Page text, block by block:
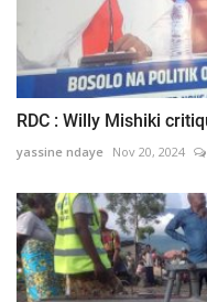
RDC : Willy Mishiki
yassine ndaye Nov 20, 2024